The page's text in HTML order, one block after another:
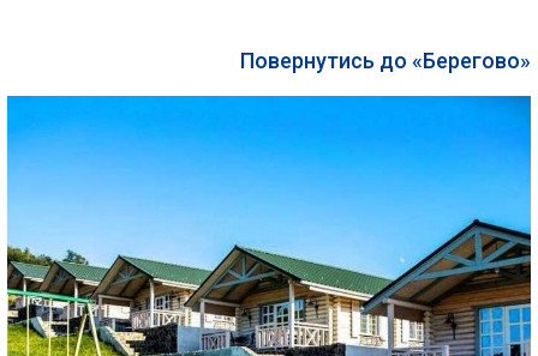
Повернутись до «Берегово»